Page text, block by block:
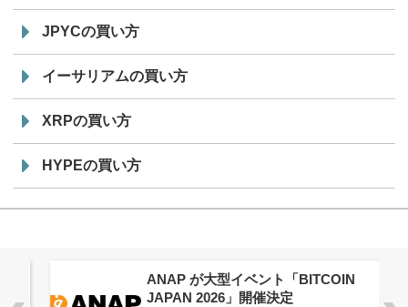
JPYCの買い方
イーサリアムの買い方
XRPの買い方
HYPEの買い方
ANAP が大型イベント「BITCOIN
JAPAN 2026」開催決定